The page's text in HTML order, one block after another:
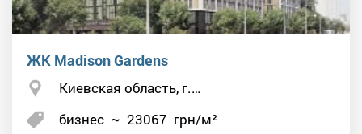
ЖК Madison Gardens
Киевская область, г.…
бизнес ~ 23067 грн/м²